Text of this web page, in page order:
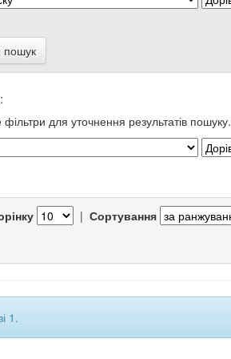
пошук
для уточнення результатів пошуку.
| Сортування
1.